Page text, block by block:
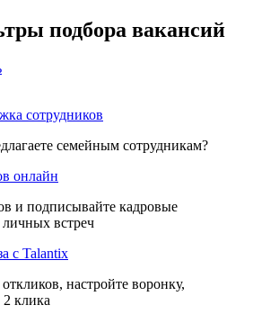
подбора вакансий
сотрудников
семейным сотрудникам?
онлайн
и подписывайте кадровые
встреч
с Talantix
настройте воронку,
2 клика